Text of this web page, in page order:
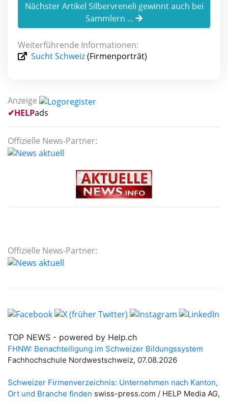
Nächster Artikel Silbervreneli gewinnt auch bei
Sammlern ...
Weiterführende Informationen:
Sucht Schweiz(Firmenporträt)
Anzeige
✔HELPads
Offizielle News-Partner:
Offizielle News-Partner: